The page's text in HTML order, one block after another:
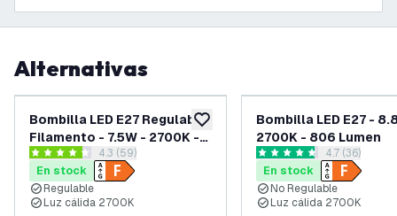
Alternativas
añadir a lista de deseos
Bombilla LED E27 Regulable
Filamento - 7.5W - 2700K -
806 Lumenabrir el panel de reseñas
4.3 estrellas de puntuación
4.3 (59)
En stock
Regulable
Luz cálida 2700K
Bombilla LED E27 -
2700K - 806 Lumen
abrir el
4.7 estrellas de puntuación
4.7 (36)
En stock
No Regulable
Luz cálida 2700K